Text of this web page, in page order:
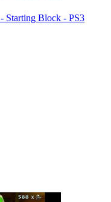
Starting Block - PS3